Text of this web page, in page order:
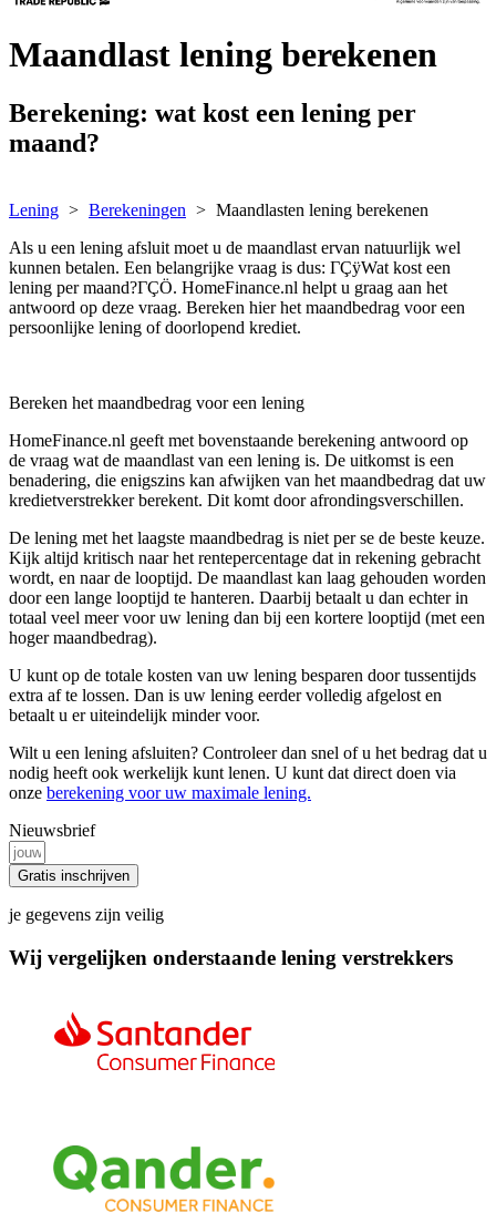
Maandlast lening berekenen
Berekening: wat kost een lening per
maand?
Lening Berekeningen
Maandlasten lening berekenen
Als u een lening afsluit moet u de maandlast ervan natuurlijk wel
kunnen betalen. Een belangrijke vraag is dus: ΓÇÿWat kost een
lening per maand?ΓÇÖ. HomeFinance.nl helpt u graag aan het
antwoord op deze vraag. Bereken hier het maandbedrag voor een
persoonlijke lening of doorlopend krediet.
Bereken het maandbedrag voor een lening
HomeFinance.nl geeft met bovenstaande berekening antwoord op
de vraag wat de maandlast van een lening is. De uitkomst is een
benadering, die enigszins kan afwijken van het maandbedrag dat uw
kredietverstrekker berekent. Dit komt door afrondingsverschillen.
De lening met het laagste maandbedrag is niet per se de beste keuze.
Kijk altijd kritisch naar het rentepercentage dat in rekening gebracht
wordt, en naar de looptijd. De maandlast kan laag gehouden worden
door een lange looptijd te hanteren. Daarbij betaalt u dan echter in
totaal veel meer voor uw lening dan bij een kortere looptijd (met een
hoger maandbedrag).
U kunt op de totale kosten van uw lening besparen door tussentijds
extra af te lossen. Dan is uw lening eerder volledig afgelost en
betaalt u er uiteindelijk minder voor.
Wilt u een lening afsluiten? Controleer dan snel of u het bedrag dat u
nodig heeft ook werkelijk kunt lenen. U kunt dat direct doen via
onze berekening voor uw maximale lening.
Nieuwsbrief
Gratis inschrijven
je gegevens zijn veilig
Wij vergelijken onderstaande lening verstrekkers